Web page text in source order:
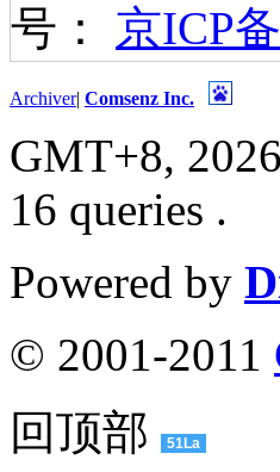
号： 京ICP
Archiver| Comsenz Inc.
GMT+8,
16 queries .
Powered by
© 2001-2011
回顶部
51La